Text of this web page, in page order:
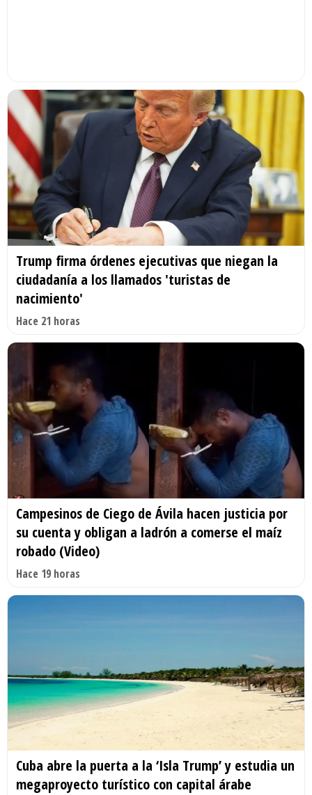
Trump firma órdenes ejecutivas que niegan la
ciudadanía a los llamados 'turistas de
nacimiento'
Hace 21 horas
Campesinos de Ciego de Ávila hacen justicia por
su cuenta y obligan a ladrón a comerse el maíz
robado (Video)
Hace 19 horas
Cuba abre la puerta a la ‘Isla Trump’ y estudia un
megaproyecto turístico con capital árabe